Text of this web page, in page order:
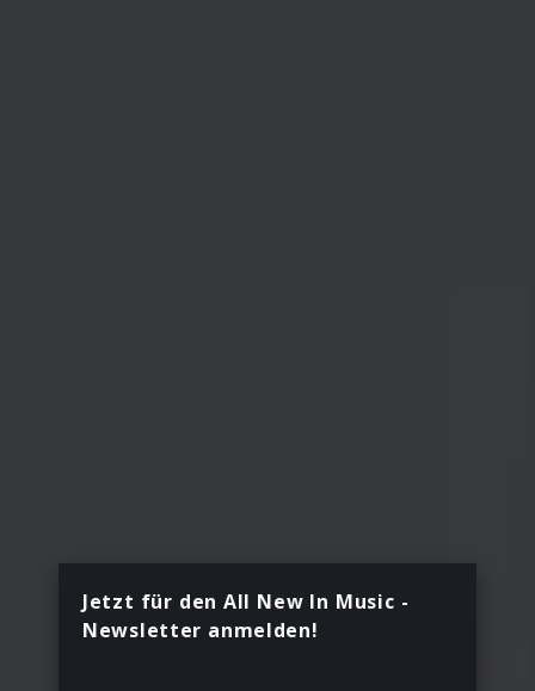
Jetzt für den All New In Music -
Newsletter anmelden!